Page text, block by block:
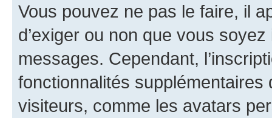
Vous pouvez ne pas le faire, il
d’exiger ou non que vous
messages. Cependant,
fonctionnalités
visiteurs, comme les avatars